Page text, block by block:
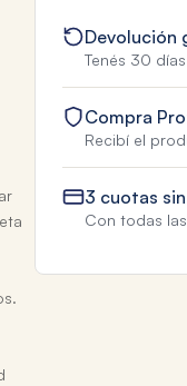
Devolución
Tenés 30
Compra
Recibí el
3 cuotas
Con todas